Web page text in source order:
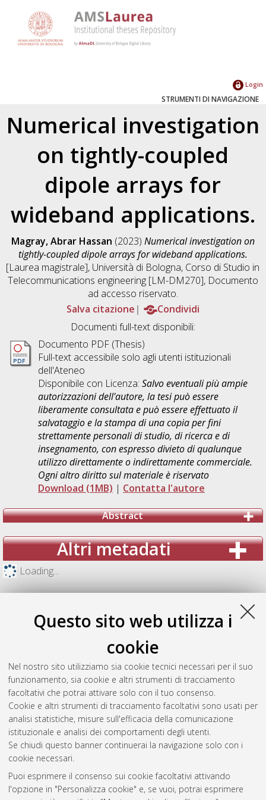
Questo sito web utilizza i
cookie
Nel nostro sito utilizziamo sia cookie tecnici necessari per il suo
funzionamento, sia cookie e altri strumenti di tracciamento
facoltativi che potrai attivare solo con il tuo consenso.
Cookie e altri strumenti di tracciamento facoltativi sono usati per
analisi statistiche, misure sull'efficacia della comunicazione
istituzionale e analisi dei comportamenti degli utenti.
Se chiudi questo banner continuerai la navigazione solo con i
cookie necessari.
Puoi esprimere il consenso sui cookie facoltativi attivando
l'opzione in "Personalizza cookie" e, se vuoi, potrai esprimere
Login
STRUMENTI DI NAVIGAZIONE
Numerical investigation
on tightly-coupled
dipole arrays for
wideband applications.
Magray, Abrar Hassan (2023) Numerical investigation on
tightly-coupled dipole arrays for wideband applications.
[Laurea magistrale], Università di Bologna, Corso di Studio in
Telecommunications engineering [LM-DM270], Documento
ad accesso riservato.
Salva citazione
Condividi
Documenti full-text disponibili:
Documento PDF (Thesis)
Full-text accessibile solo agli utenti istituzionali
dell'Ateneo
Disponibile con Licenza: Salvo eventuali più ampie
autorizzazioni dell'autore, la tesi può essere
liberamente consultata e può essere effettuato il
salvataggio e la stampa di una copia per fini
strettamente personali di studio, di ricerca e di
insegnamento, con espresso divieto di qualunque
utilizzo direttamente o indirettamente commerciale.
Ogni altro diritto sul materiale è riservato
Download (1MB) | Contatta l'autore
Abstract
Altri metadati
Loading...
Gestione del documento:
Atom
Rss 1.0